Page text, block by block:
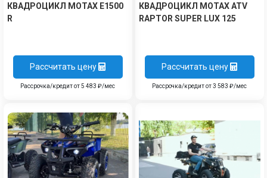
КВАДРОЦИКЛ MOTAX E1500
R
Рассчитать цену
Рассрочка/кредит от 5 483 ₽/мес
КВАДРОЦИКЛ MOTAX ATV
RAPTOR SUPER LUX 125
Рассчитать цену
Рассрочка/кредит от 3 583 ₽/мес